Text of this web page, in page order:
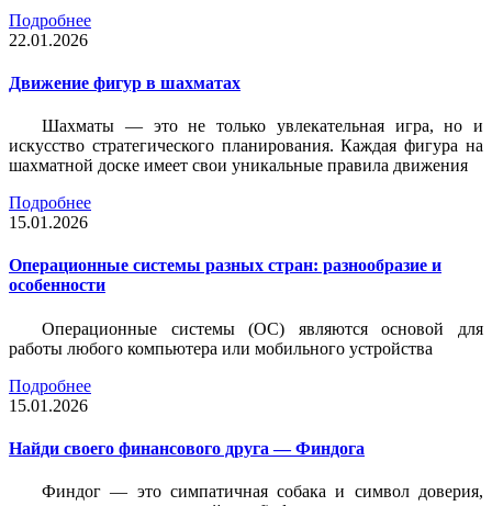
Подробнее
22.01.2026
Движение фигур в шахматах
Шахматы — это не только увлекательная игра, но и
искусство стратегического планирования. Каждая фигура на
шахматной доске имеет свои уникальные правила движения
Подробнее
15.01.2026
Операционные системы разных стран: разнообразие и
особенности
Операционные системы (ОС) являются основой для
работы любого компьютера или мобильного устройства
Подробнее
15.01.2026
Найди своего финансового друга — Финдога
Финдог — это симпатичная собака и символ доверия,